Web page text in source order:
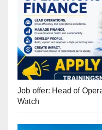
Job offer: Head of
Watch